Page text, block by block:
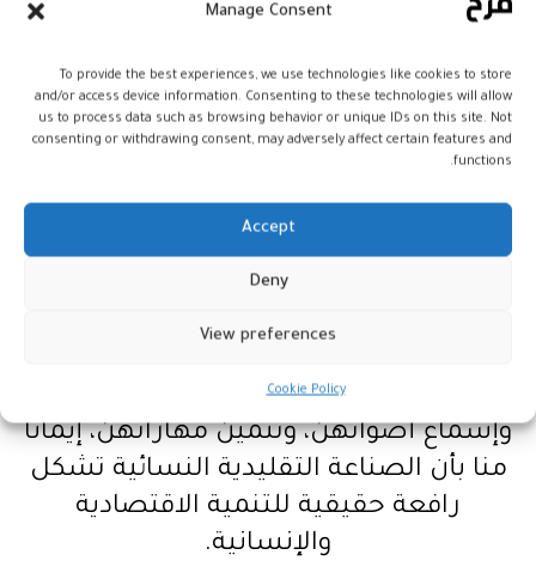
Manage Consent
To provide the best experiences, we use technologies like cookies to store
and/or access device information. Consenting to these technologies will allow
us to process data such as browsing behavior or unique IDs on this site. Not
consenting or withdrawing consent, may adversely affect certain features and
functions.
Accept
Deny
View preferences
Cookie Policy
من قناعة راسخة بأن كل امرأة صانعة
تحمل في داخلها روح المبادرة والإبداع،
وتحفظ جزءًا من الذاكرة الحضارية، وتمتلك
القدرة على صناعة الأثر داخل محيطها
ومن خلال اهتمامنا المتواصل بشبكة
النساء الصانعات بالمغرب «دار المعلمة»،
ومواكبة المبادرات والمعارض المرتبطة
بجهود هؤلاء النساء، وإبراز مواهبهن،
وإسماع أصواتهن، وتثمين مهاراتهن، إيمانًا
منا بأن الصناعة التقليدية النسائية تشكل
رافعة حقيقية للتنمية الاقتصادية
والإنسانية.